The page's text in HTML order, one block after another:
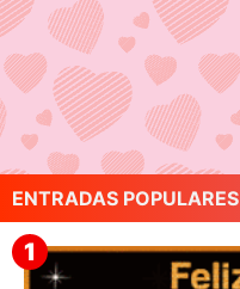
ENTRADAS POPULARES